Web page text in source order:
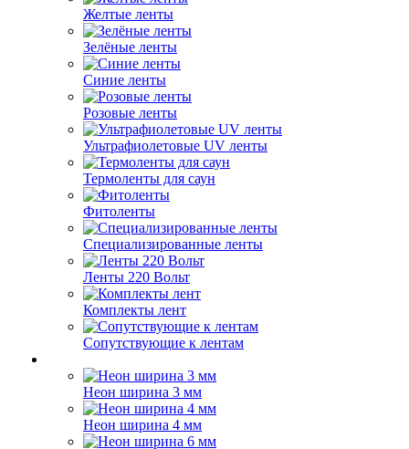
Желтые ленты
Зелёные ленты
Синие ленты
Розовые ленты
Ультрафиолетовые UV ленты
Термоленты для саун
Фитоленты
Специализированные ленты
Ленты 220 Вольт
Комплекты лент
Сопутствующие к лентам
Неон ширина 3 мм
Неон ширина 4 мм